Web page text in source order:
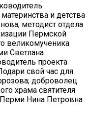
и детства
методист отдела
Пермской
великомученика
Светлана
проекта
свой час для
доброволец
храма святителя
Нина Петровна